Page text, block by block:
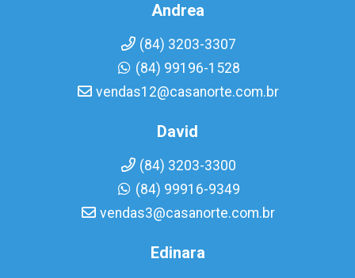
Andrea
(84) 3203-3307
(84) 99196-1528
vendas12@casanorte.com.br
David
(84) 3203-3300
(84) 99916-9349
vendas3@casanorte.com.br
Edinara